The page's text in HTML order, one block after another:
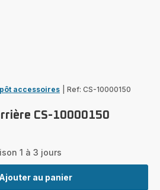
accessoires Ref: CS-10000150
CS-10000150
1 à 3 jours
Ajouter au panier